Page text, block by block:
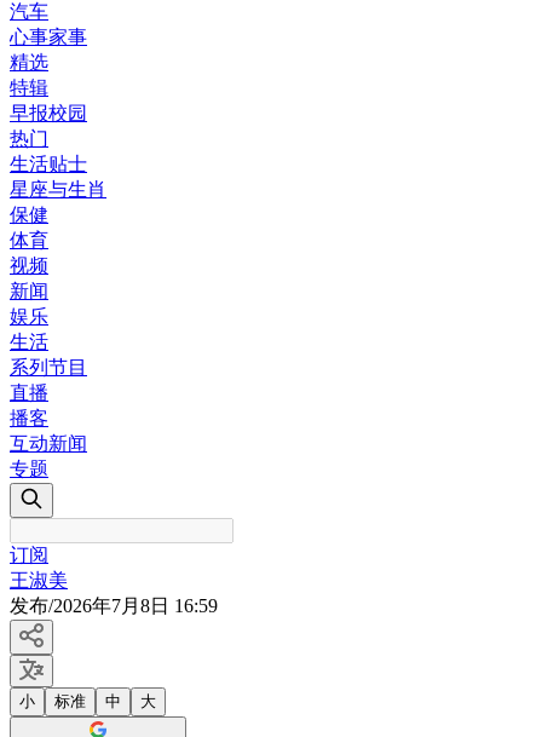
汽车
心事家事
精选
特辑
早报校园
热门
生活贴士
星座与生肖
保健
体育
视频
新闻
娱乐
生活
系列节目
直播
播客
互动新闻
专题
订阅
王淑美
发布/2026年7月8日 16:59
小 标准 中 大